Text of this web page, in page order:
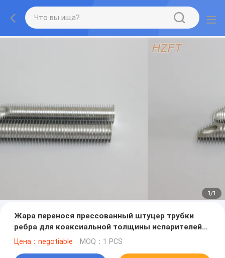
1/1
Жара перенося прессованный штуцер трубки
ребра для коаксиальной толщины испарителей
0.89mm
Цена：negotiable MOQ：1 PCS